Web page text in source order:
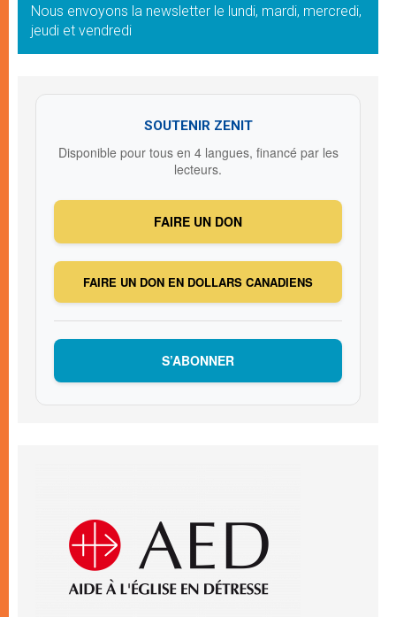
Nous envoyons la newsletter le lundi, mardi, mercredi,
jeudi et vendredi
SOUTENIR ZENIT
Disponible pour tous en 4 langues, financé par les
lecteurs.
FAIRE UN DON
FAIRE UN DON EN DOLLARS CANADIENS
S’ABONNER